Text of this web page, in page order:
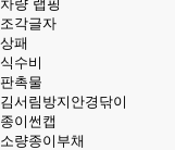
차량 랩핑
조각글자
상패
식수비
판촉물
김서림방지안경닦이
종이썬캡
소량종이부채